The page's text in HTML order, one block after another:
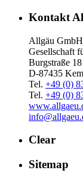
Kontakt
Allgäu GmbH
Gesellschaft
Burgstraße 18
D-87435
Tel. +49 (0)
Tel. +49 (0)
Clear
Sitemap